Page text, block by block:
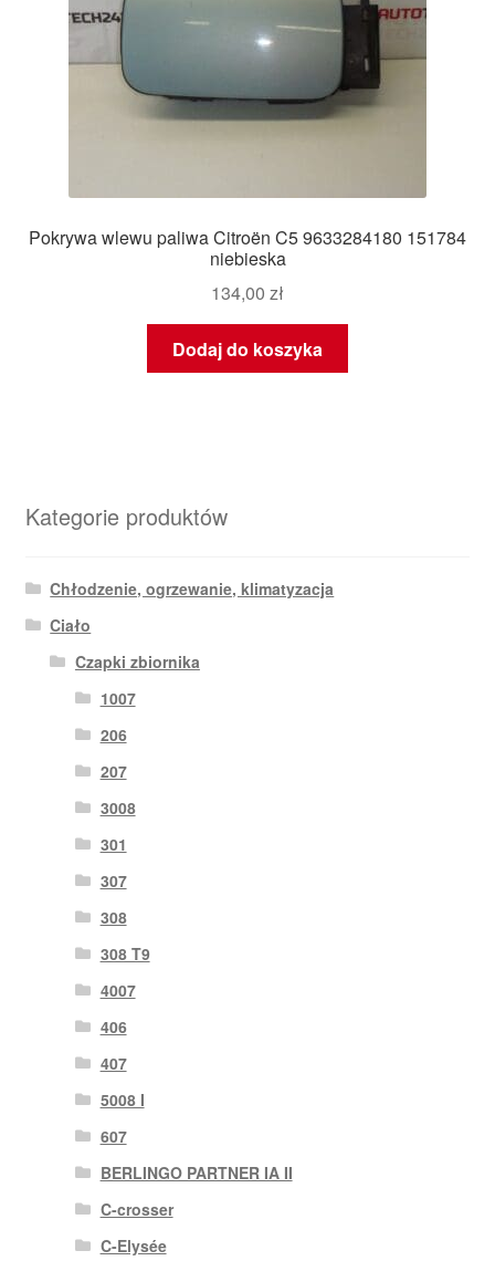
Pokrywa wlewu paliwa Citroën C5 9633284180 151784
niebieska
134,00 zł
Dodaj do koszyka
Kategorie produktów
Chłodzenie, ogrzewanie, klimatyzacja
Ciało
Czapki zbiornika
1007
206
207
3008
301
307
308
308 T9
4007
406
407
5008 I
607
BERLINGO PARTNER IA II
C-crosser
C-Elysée